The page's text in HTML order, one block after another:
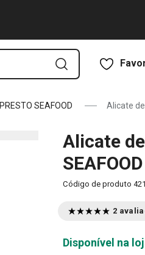
PRESTO SEAFOOD Alicate de
Alicate
SEAFOOD
Código de produto
2
Disponível na